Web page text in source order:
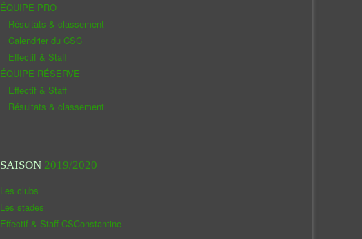
ÉQUIPE PRO
Résultats & classement
Calendrier du CSC
Effectif & Staff
ÉQUIPE RÉSERVE
Effectif & Staff
Résultats & classement
SAISON 2019/2020
Les clubs
Les stades
Effectif & Staff CSConstantine